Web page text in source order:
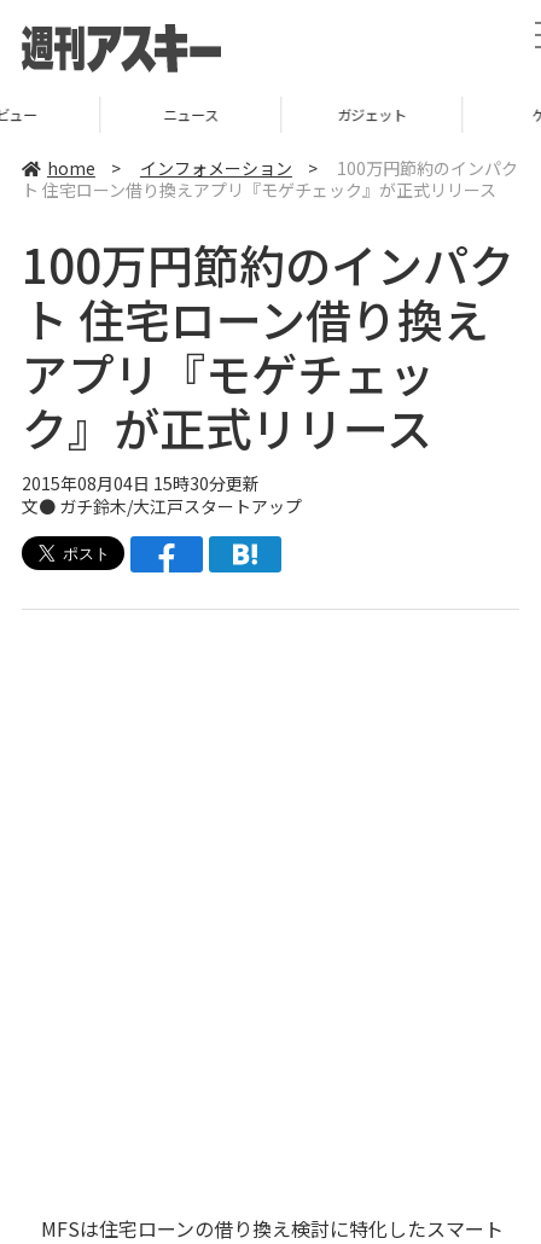
home > インフォメーション >
100万円節約のインパク
ト 住宅ローン借り換えアプリ『モゲチェック』が正式リリース
100万円節約のインパク
ト 住宅ローン借り換え
アプリ『モゲチェッ
ク』が正式リリース
2015年08月04日 15時30分更新
文● ガチ鈴木/大江戸スタートアップ
MFSは住宅ローンの借り換え検討に特化したスマート